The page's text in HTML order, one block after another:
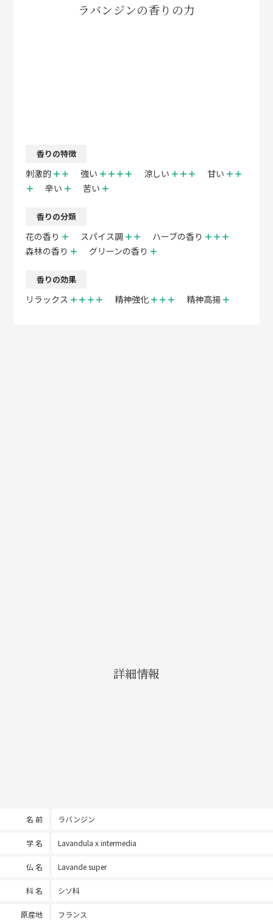
ラバンジンの香りの力
香りの特徴
刺激的 ＋＋ 強い ＋＋＋＋ 涼しい ＋＋＋ 甘い ＋＋
＋
辛い ＋ 苦い ＋
香りの分類
花の香り ＋ スパイス調 ＋＋ ハーブの香り ＋＋＋
森林の香り ＋ グリーンの香り ＋
香りの効果
リラックス ＋＋＋＋ 精神強化 ＋＋＋ 精神高揚 ＋
詳細情報
名 前 ラバンジン
学 名 Lavandula x intermedia
仏 名 Lavande super
科 名 シソ科
原産地 フランス